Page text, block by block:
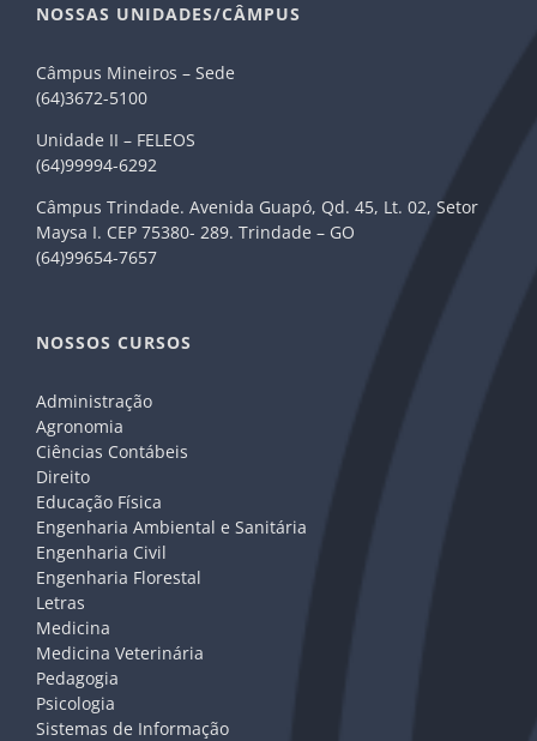
NOSSAS UNIDADES/CÂMPUS
Câmpus Mineiros – Sede
(64)3672-5100
Unidade II – FELEOS
(64)99994-6292
Câmpus Trindade. Avenida Guapó, Qd. 45, Lt. 02, Setor
Maysa I. CEP 75380- 289. Trindade – GO
(64)99654-7657
NOSSOS CURSOS
Administração
Agronomia
Ciências Contábeis
Direito
Educação Física
Engenharia Ambiental e Sanitária
Engenharia Civil
Engenharia Florestal
Letras
Medicina
Medicina Veterinária
Pedagogia
Psicologia
Sistemas de Informação